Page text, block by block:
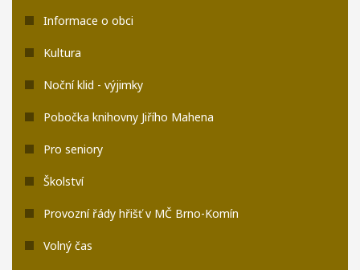
Informace o obci
Kultura
Noční klid - výjimky
Pobočka knihovny Jiřího Mahena
Pro seniory
Školství
Provozní řády hřišť v MČ Brno-Komín
Volný čas